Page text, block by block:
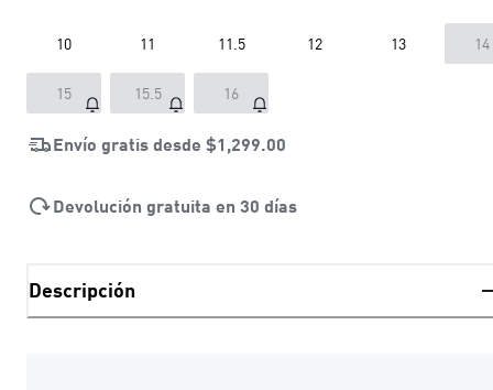
10 11 11.5 12 13 14
15 15.5 16
Envío gratis desde $1,299.00
Devolución gratuita en 30 días
Descripción